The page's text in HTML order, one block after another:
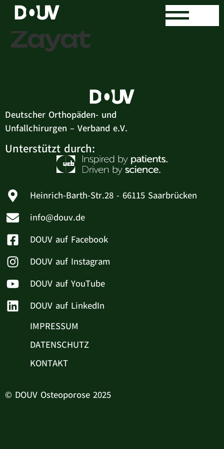
Mohamed El
Zayat
Deutscher Orthopäden- und
Unfallchirurgen – Verband e.V.
Unterstützt durch:
Heinrich-Barth-Str.28 - 66115 Saarbrücken
info@douv.de
DOUV auf Facebook
DOUV auf Instagram
DOUV auf YouTube
DOUV auf LinkedIn
IMPRESSUM
DATENSCHUTZ
KONTAKT
© DOUV Osteoporose 2025